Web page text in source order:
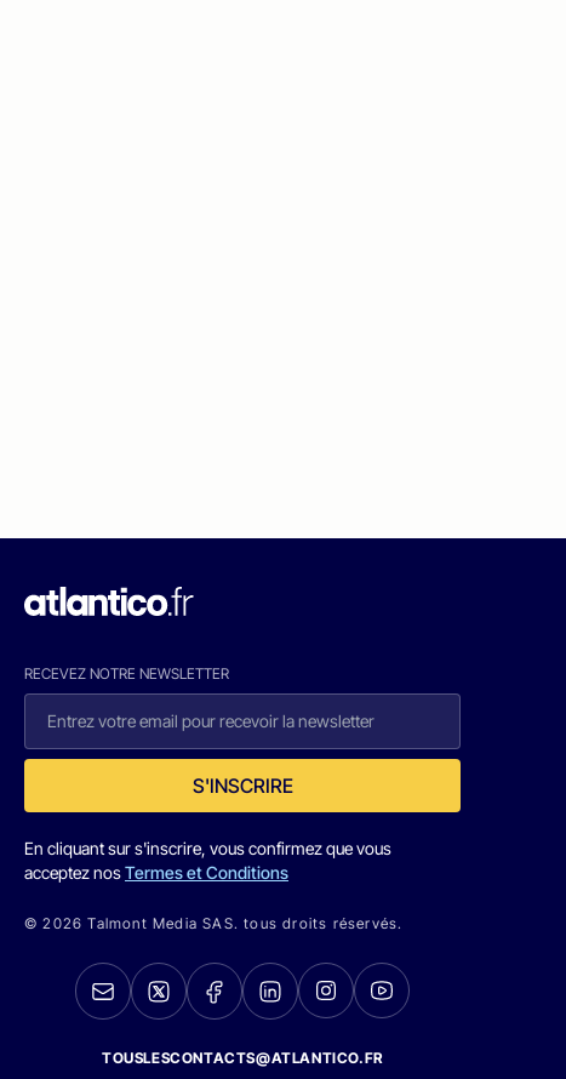
RECEVEZ NOTRE NEWSLETTER
S'INSCRIRE
En cliquant sur s'inscrire, vous confirmez que vous
acceptez nosTermes et Conditions
© 2026 Talmont Media SAS. tous droits réservés.
TOUSLESCONTACTS@ATLANTICO.FR